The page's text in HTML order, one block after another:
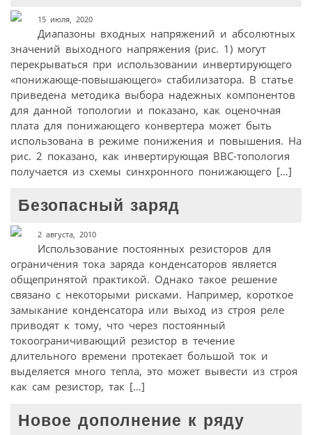
15 июля, 2020
Диапазоны входных напряжений и абсолютных
значений выходного напряжения (рис. 1) могут
перекрываться при использовании инвертирующего
«понижающе-повышающего» стабилизатора. В статье
приведена методика выбора надежных компонентов
для данной топологии и показано, как оценочная
плата для понижающего конвертера может быть
использована в режиме понижения и повышения. На
рис. 2 показано, как инвертирующая BBC-топология
получается из схемы синхронного понижающего […]
Безопасный заряд
2 августа, 2010
Использование постоянных резисторов для
ограничения тока заряда конденсаторов является
общепринятой практикой. Однако такое решение
связано с некоторыми рисками. Например, короткое
замыкание конденсатора или выход из строя реле
приводят к тому, что через постоянный
токоограничивающий резистор в течение
длительного времени протекает большой ток и
выделяется много тепла, это может вывести из строя
как сам резистор, так […]
Новое дополнение к ряду